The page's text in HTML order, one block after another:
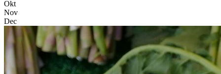
Okt
Nov
Dec